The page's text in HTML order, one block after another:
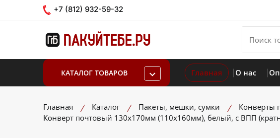
+7 (812) 932-59-32
КАТАЛОГ ТОВАРОВ Главная О нас
Главная Каталог Пакеты, мешки, сумки
Конверты
Конверт почтовый 130х170мм (110х160мм), белый, с ВПП